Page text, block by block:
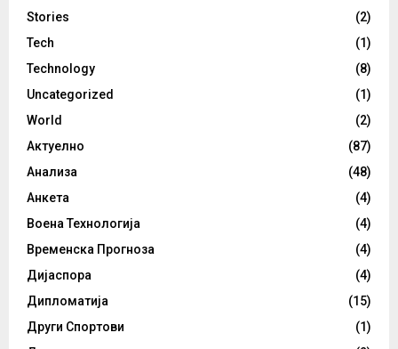
Stories
(2)
Tech
(1)
Technology
(8)
Uncategorized
(1)
World
(2)
Актуелно
(87)
Анализа
(48)
Анкета
(4)
Воена Технологија
(4)
Временска Прогноза
(4)
Дијаспора
(4)
Дипломатија
(15)
Други Спортови
(1)